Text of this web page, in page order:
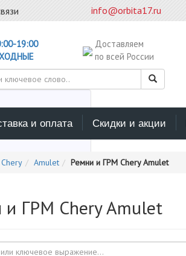
info@orbita17.ru
19:00
Доставляем
по всей России
каталог поиска
и оплата Скидки и акции
Chery Amulet Ремни и ГРМ Chery Amulet
и ГРМ Chery Amulet